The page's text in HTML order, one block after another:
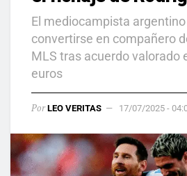
El mediocampista
convertirse en compañero
MLS tras acuerdo valorado
euros
Por LEO VERITAS 17/07/2025 -